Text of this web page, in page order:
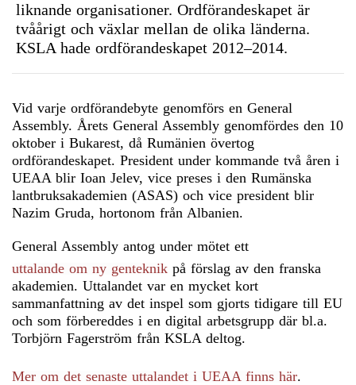
liknande organisationer. Ordförandeskapet är
tvåårigt och växlar mellan de olika länderna.
KSLA hade ordförandeskapet 2012–2014.
Vid varje ordförandebyte genomförs en General
Assembly. Årets General Assembly genomfördes den 10
oktober i Bukarest, då Rumänien övertog
ordförandeskapet. President under kommande två åren i
UEAA blir Ioan Jelev, vice preses i den Rumänska
lantbruksakademien (ASAS) och vice president blir
Nazim Gruda, hortonom från Albanien.
General Assembly antog under mötet ett
uttalande om ny genteknik på förslag av den franska
akademien. Uttalandet var en mycket kort
sammanfattning av det inspel som gjorts tidigare till EU
och som förbereddes i en digital arbetsgrupp där bl.a.
Torbjörn Fagerström från KSLA deltog.
Mer om det senaste uttalandet i UEAA finns här.